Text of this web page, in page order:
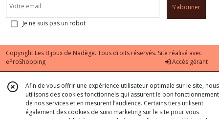
S'abonner
Je ne suis pas un robot
Copyright Les Bijoux de Nadège. Tous droits réservés. Site réalisé avec
eProShopping
Accès gérant
Afin de vous offrir une expérience utilisateur optimale sur le site, nous
utilisons des cookies fonctionnels qui assurent le bon fonctionnement
de nos services et en mesurent l’audience. Certains tiers utilisent
également des cookies de suivi marketing sur le site pour vous